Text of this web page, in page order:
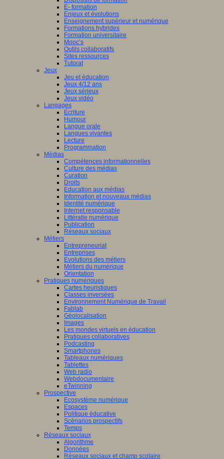
E- formation
Enjeux et évolutions
Enseignement supérieur et numérique
Formations hybrides
Formation universitaire
Mooc’s
Outils collaboratifs
Sites ressources
Tutorat
Jeux
Jeu et éducation
Jeux 4/12 ans
Jeux sérieux
Jeux vidéo
Langages
Ecriture
Humour
Langue orale
Langues vivantes
Lecture
Programmation
Médias
Compétences informationnelles
Culture des médias
Curation
Droits
Education aux médias
Information et nouveaux médias
Identité numérique
Internet responsable
Littératie numérique
Publication
Réseaux sociaux
Métiers
Entrepreneuriat
Entreprises
Evolutions des métiers
Métiers du numérique
Orientation
Pratiques numériques
Cartes heuristiques
Classes inversées
Environnement Numérique de Travail
Fablab
Géolocalisation
Images
Les mondes virtuels en éducation
Pratiques collaboratives
Podcasting
Smartphones
Tableaux numériques
Tablettes
Web radio
Webdocumentaire
eTwinning
Prospective
Ecosystème numérique
Espaces
Politique éducative
Scénarios prospectifs
Temps
Réseaux sociaux
Algorithme
Données
Réseaux sociaux et champ scolaire